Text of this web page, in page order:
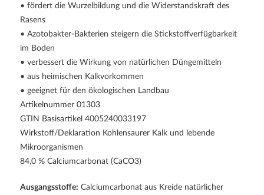
• fördert die Wurzelbildung und die Widerstandskraft des
Rasens
• Azotobakter-Bakterien steigern die Stickstoffverfügbarkeit
im Boden
• verbessert die Wirkung von natürlichen Düngemitteln
• aus heimischen Kalkvorkommen
• geeignet für den ökologischen Landbau
Artikelnummer 01303
GTIN Basisartikel 4005240033197
Wirkstoff/Deklaration Kohlensaurer Kalk und lebende
Mikroorganismen
84,0 % Calciumcarbonat (CaCO3)
Ausgangsstoffe: Calciumcarbonat aus Kreide natürlicher